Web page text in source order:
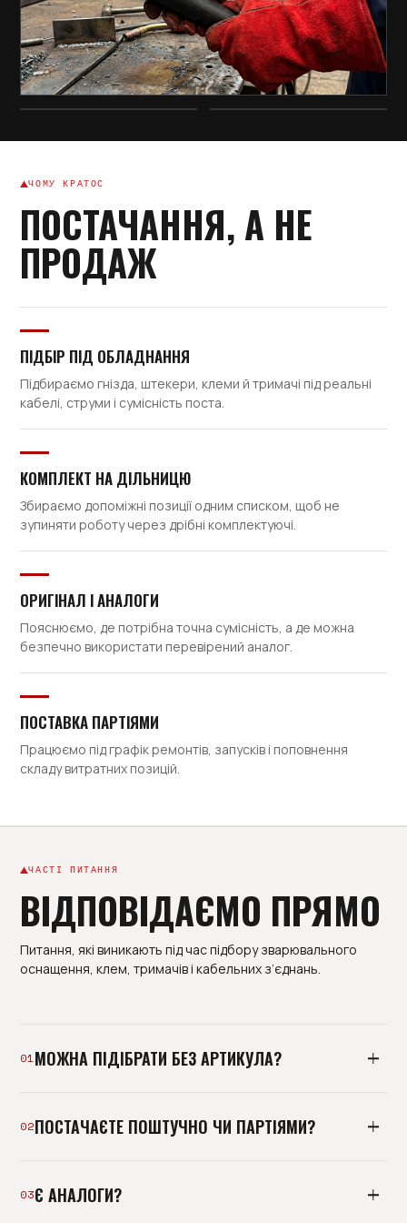
501.0168
501.0616
Ізоляційний фланець (круглий,
85мм)
226.D035.1
Binzel Fronius to Euro Adaptor /
адаптор
ЧОМУ КРАТОС
ПОСТАЧАННЯ, А НЕ
ПРОДАЖ
ПІДБІР ПІД ОБЛАДНАННЯ
Підбираємо гнізда, штекери, клеми й тримачі під реальні
кабелі, струми і сумісність поста.
КОМПЛЕКТ НА ДІЛЬНИЦЮ
Збираємо допоміжні позиції одним списком, щоб не
зупиняти роботу через дрібні комплектуючі.
ОРИГІНАЛ І АНАЛОГИ
Пояснюємо, де потрібна точна сумісність, а де можна
безпечно використати перевірений аналог.
ПОСТАВКА ПАРТІЯМИ
Працюємо під графік ремонтів, запусків і поповнення
складу витратних позицій.
ЧАСТІ ПИТАННЯ
ВІДПОВІДАЄМО ПРЯМО
Питання, які виникають під час підбору зварювального
оснащення, клем, тримачів і кабельних з’єднань.
01МОЖНА ПІДІБРАТИ БЕЗ АРТИКУЛА?
інженер підбере сумісну позицію.
02ПОСТАЧАЄТЕ ПОШТУЧНО ЧИ ПАРТІЯМИ?
партію під дільницю, ремонт чи поповнення складу.
03Є АНАЛОГИ?